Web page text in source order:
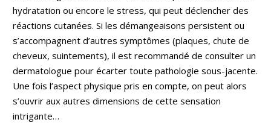
hydratation ou encore le stress, qui peut déclencher des
réactions cutanées. Si les démangeaisons persistent ou
s’accompagnent d’autres symptômes (plaques, chute de
cheveux, suintements), il est recommandé de consulter un
dermatologue pour écarter toute pathologie sous-jacente.
Une fois l’aspect physique pris en compte, on peut alors
s’ouvrir aux autres dimensions de cette sensation
intrigante…